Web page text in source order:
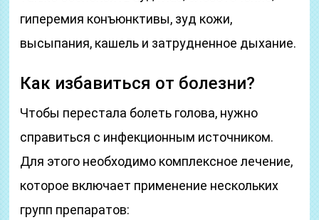
гиперемия конъюнктивы, зуд кожи,
высыпания, кашель и затрудненное дыхание.
Как избавиться от болезни?
Чтобы перестала болеть голова, нужно
справиться с инфекционным источником.
Для этого необходимо комплексное лечение,
которое включает применение нескольких
групп препаратов: